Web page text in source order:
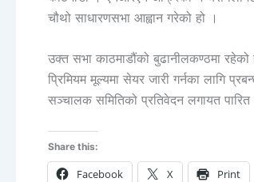
चौथो साधारणसभा आह्वान गरेको हो ।
उक्त सभा काठमाडौंको बुढानीलकण्ठमा रहेको
प्रिमियम मूल्यमा सेयर जारी गर्नका लागि
सञ्चालक समितिको प्रतिवेदन लगायत
Share this:
Facebook X Print